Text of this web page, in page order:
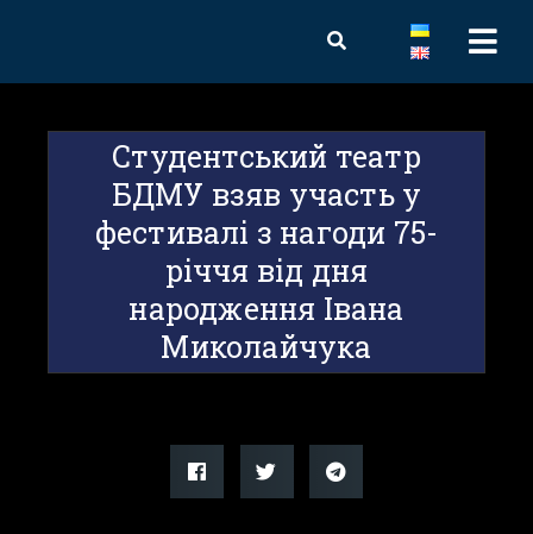
Студентський театр
БДМУ взяв участь у
фестивалі з нагоди 75-
річчя від дня
народження Івана
Миколайчука